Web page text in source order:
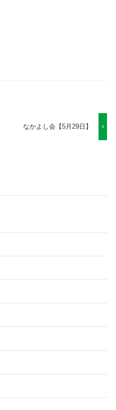
なかよし会【5月29日】